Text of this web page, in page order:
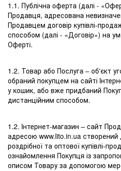
1.1. Публічна оферта (далі -
Продавця, адресована
Продавцем договір купівлі-
способом (далі - «Договір») на
Оферті.
1.2. Товар або Послуга – об'єкт
обраний покупцем на сайті
у кошик, або вже придбаний
дистанційним способом.
1.2. Інтернет-магазин – сайт
адресою www.lito.in.ua створений
роздрібної та оптової купівлі-
ознайомлення Покупця із
описом Товару за допомогою